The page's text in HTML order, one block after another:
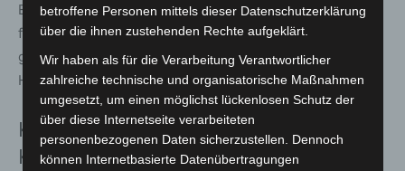
Ende immer so ausgelegt sind, eine gute und
flächendeckende Versorgung sicherzustellen. Hier
gehen Bund und Länder Hand in Hand, denn diese
Herausforderungen können nur gemeinsam gelingen.“
Kritik an Sparansätzen bei der
Krankenversicherung
betroffene Personen mittels dieser Datenschutzerklärung
über die ihnen zustehenden Rechte aufgeklärt.
Wir haben als für die Verarbeitung Verantwortlicher
zahlreiche technische und organisatorische Maßnahmen
umgesetzt, um einen möglichst lückenlosen Schutz der
über diese Internetseite verarbeiteten
personenbezogenen Daten sicherzustellen. Dennoch
können Internetbasierte Datenübertragungen